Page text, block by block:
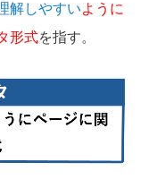
解しやすいように
形式を指す。